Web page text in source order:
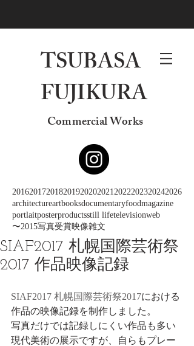
TSUBASA
FUJIKURA
Commercial Works
2016201720182019202020212022202320242026
architectureartbooksdocumentaryfoodmagazine
portlaitposterproductsstill lifetelevisionweb
〜2015写真受賞映像雑文
SIAF2017 札幌国際芸術祭
2017 作品映像記録
SIAF2017 札幌国際芸術祭2017における
作品の映像記録を制作しました。
写真だけでは記録しにくい作品も多い
現代美術の展示ですが、自らもプレー